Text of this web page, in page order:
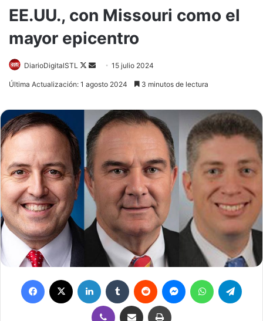
EE.UU., con Missouri como el
mayor epicentro
DiarioDigitalSTL
Follow
Send15 julio 2024
Última Actualización: 1 agosto 2024 3 minutos de lectura
Facebook LinkedIn Tumblr Reddit MessengerWhatsApp
Viber Compartir por correo electrónicoImprimir